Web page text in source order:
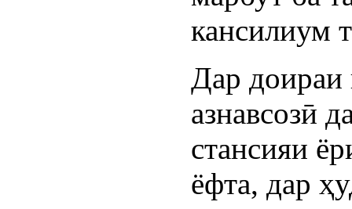
кансилиум
Дар доираи
азнавсозӣ
стансияи
ёфта, дар